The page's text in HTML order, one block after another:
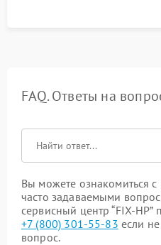
FAQ. Ответы на
Вы можете ознакомиться
часто задаваемыми
сервисный центр “FIX-
+7 (800) 301-55-83 если
вопрос.